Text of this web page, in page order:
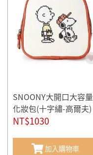
SNOONY大開口大容量
化妝包(十字繡-高爾夫)
NT$1030
加入購物車